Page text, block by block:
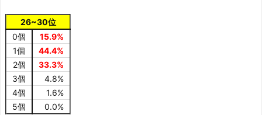
26~30位
0個
15.9%
1個
44.4%
2個
33.3%
3個
4.8%
4個
1.6%
5個
0.0%